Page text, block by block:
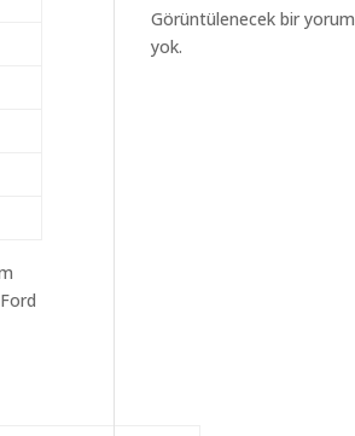
Görüntülenecek bir yorum
yok.